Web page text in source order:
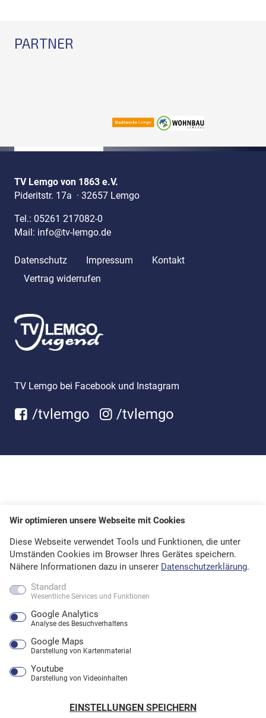
PARTNER
TV Lemgo von 1863 e.V.
Pideritstr. 17a · 32657 Lemgo
Tel.: 05261 217082-0
Mail: info@tv-lemgo.de
Datenschutz Impressum
Kontakt
Vertrag widerrufen
TV Lemgo bei Facebook und Instagram
/tvlemgo /tvlemgo
Wir optimieren unsere Webseite mit Cookies
Diese Webseite verwendet Tools und Funktionen, die unter
Umständen Cookies im Browser Ihres Gerätes speichern.
Nähere Informationen dazu in unserer Datenschutzerklärung.
Standard
Wesentliche Services und Funktionen
Google Analytics
Analyse des Besuchverhaltens
Google Maps
Darstellung von Kartenmaterial
Youtube
Darstellung von Videoinhalten
EINSTELLUNGEN SPEICHERN